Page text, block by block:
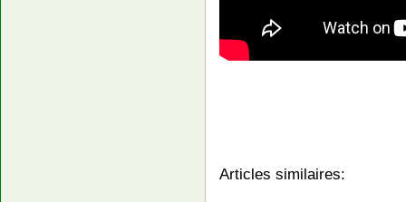
Articles similaires: